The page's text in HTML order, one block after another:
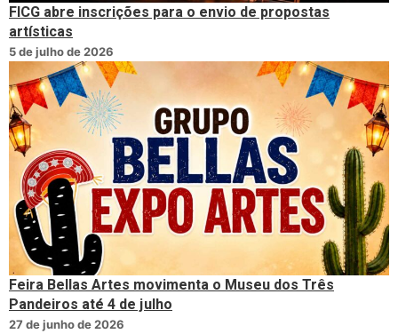
FICG abre inscrições para o envio de propostas
artísticas
5 de julho de 2026
Feira Bellas Artes movimenta o Museu dos Três
Pandeiros até 4 de julho
27 de junho de 2026